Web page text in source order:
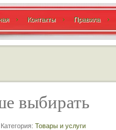
Контакты Правила
выбирать
Товары и услуги